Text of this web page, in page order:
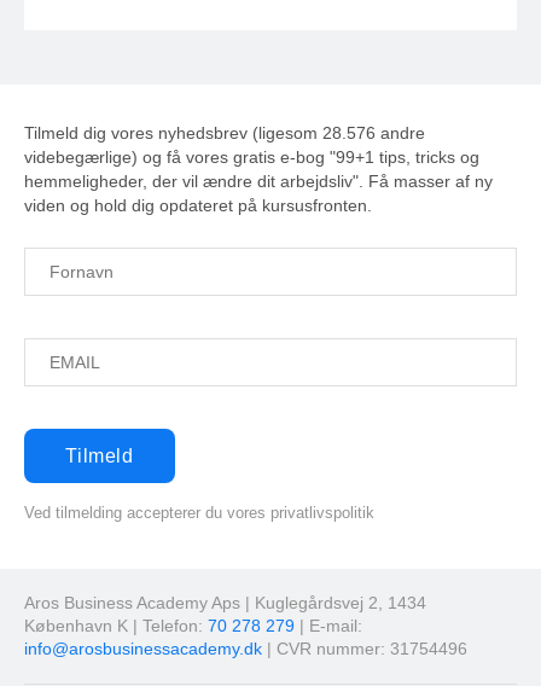
Tilmeld dig vores nyhedsbrev (ligesom 28.576 andre
videbegærlige) og få vores gratis e-bog "99+1 tips, tricks og
hemmeligheder, der vil ændre dit arbejdsliv". Få masser af ny
viden og hold dig opdateret på kursusfronten.
Ved tilmelding accepterer du vores privatlivspolitik
Aros Business Academy Aps | Kuglegårdsvej 2, 1434
København K | Telefon: 70 278 279 | E-mail:
info@arosbusinessacademy.dk | CVR nummer: 31754496